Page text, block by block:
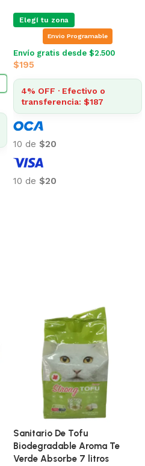
Elegí tu zona
Envio Programable
Envío gratis desde $2.500
$195
4% OFF · Efectivo o
transferencia: $187
10 de $20
10 de $20
Sanitario De Tofu
Biodegradable Aroma Te
Verde Absorbe 7 litros